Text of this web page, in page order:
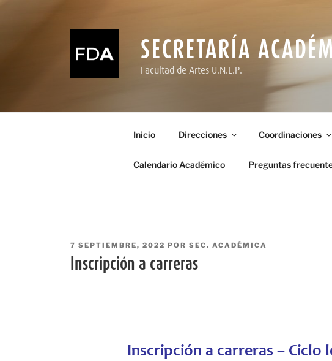
SECRETARÍA
Facultad de Artes U.N.L.P.
Inicio Direcciones Coordinaciones
Calendario Académico Preguntas
PUBLICADO
EL
7 SEPTIEMBRE, 2022 PORSEC. ACADÉMICA
Inscripción a carreras
Inscripción a carreras – Ciclo